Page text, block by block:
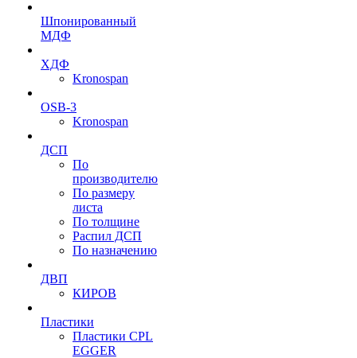
Шпонированный
МДФ
ХДФ
Kronospan
OSB-3
Kronospan
ДСП
По
производителю
По размеру
листа
По толщине
Распил ДСП
По назначению
ДВП
КИРОВ
Пластики
Пластики CPL
EGGER